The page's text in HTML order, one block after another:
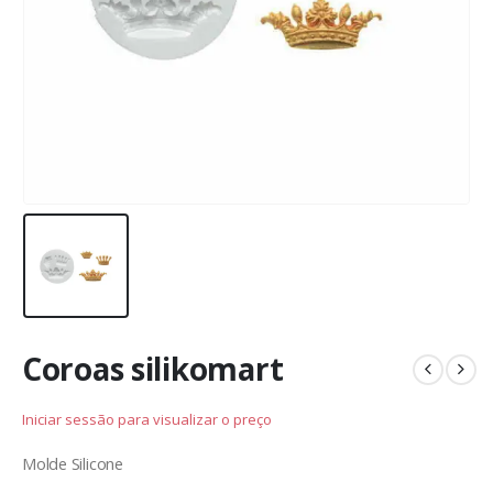
Coroas silikomart
Iniciar sessão para visualizar o preço
Molde Silicone